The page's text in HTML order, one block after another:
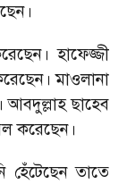
হাফেজ্জী
মাওলানা
আবদুল্লাহ ছাহেব
করেছেন।
হেঁটেছেন তাতে